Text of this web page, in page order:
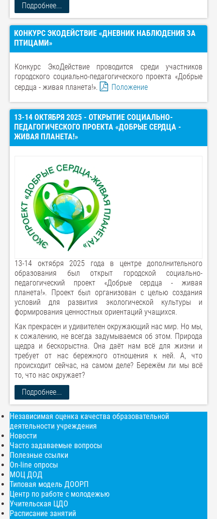
Подробнее...
КОНКУРС ЭКОДЕЙСТВИЕ «ДНЕВНИК НАБЛЮДЕНИЯ ЗА
ПТИЦАМИ»
Конкурс ЭкоДействие проводится среди участников
городского социально-педагогического проекта «Добрые
сердца - живая планета!».
Положение
13-14 ОКТЯБРЯ 2025 - ОТКРЫТИЕ СОЦИАЛЬНО-
ПЕДАГОГИЧЕСКОГО ПРОЕКТА «ДОБРЫЕ СЕРДЦА -
ЖИВАЯ ПЛАНЕТА!»
13-14 октября 2025 года в центре дополнительного
образования был открыт городской социально-
педагогический проект «Добрые сердца - живая
планета!». Проект был организован с целью создания
условий для развития экологической культуры и
формирования ценностных ориентаций учащихся.
Как прекрасен и удивителен окружающий нас мир. Но мы,
к сожалению, не всегда задумываемся об этом. Природа
щедра и бескорыстна. Она даёт нам всё для жизни и
требует от нас бережного отношения к ней. А, что
происходит сейчас, на самом деле? Бережём ли мы всё
то, что нас окружает?
Подробнее...
Независимая оценка качества образовательной
деятельности учреждения
Новости
Часто задаваемые вопросы
Полезные ссылки
On-line опросы
МОЦ ДОД
Типовая модель ДООРП
Центр по работе с молодежью
Учительская ЦДО
Расписание занятий